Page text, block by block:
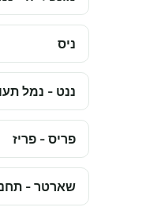
ניס
ננט - נמל
פריס - פריז
שארטר -